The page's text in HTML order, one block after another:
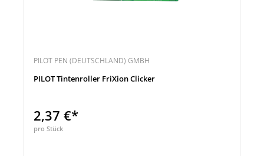
PILOT PEN (DEUTSCHLAND) GMBH
PILOT Tintenroller FriXion Clicker
2,37 €*
pro Stück